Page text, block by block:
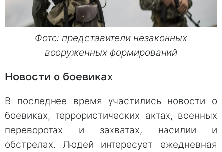
Фото: представители незаконных
вооруженных формирований
Новости о боевиках
В последнее время участились новости о
боевиках, террористических актах, военных
переворотах и захватах, насилии и
обстрелах. Людей интересует ежедневная